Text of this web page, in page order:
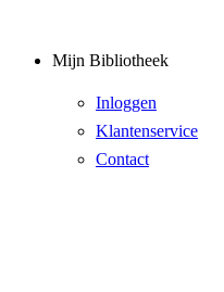
Mijn Bibliotheek
Inloggen
Klantenservice
Contact